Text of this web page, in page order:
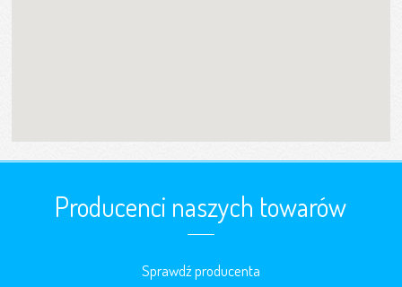
Producenci naszych towarów
Sprawdź producenta